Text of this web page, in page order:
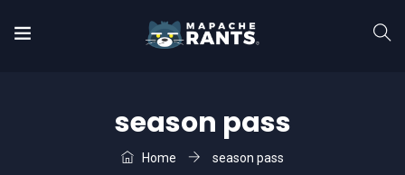
season pass
Home season pass